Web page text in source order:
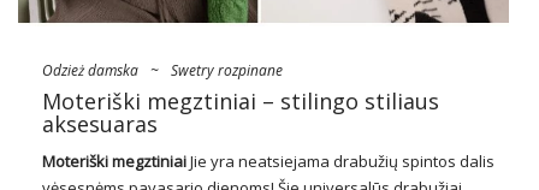
Odzież damska ~ Swetry rozpinane
Moteriški megztiniai – stilingo stiliaus
aksesuaras
Moteriški megztiniaiJie yra neatsiejama drabužių spintos dalis